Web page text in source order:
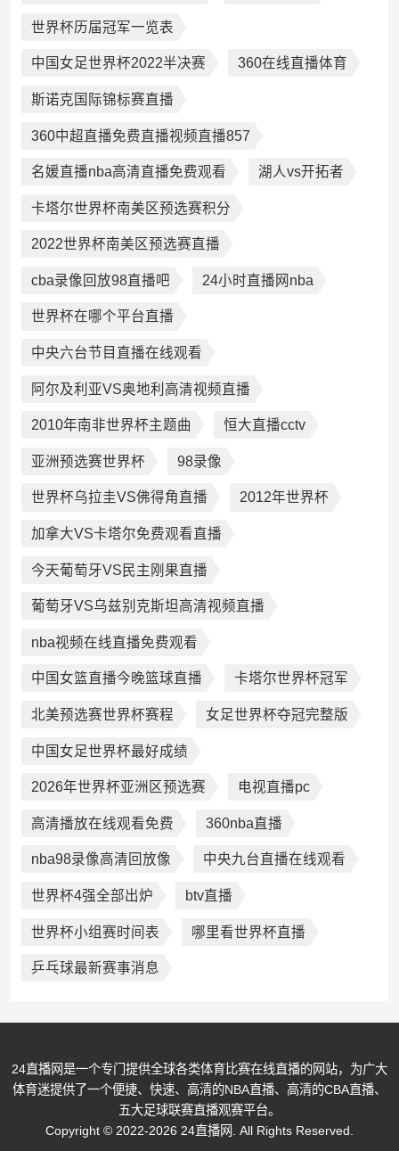
世界杯历届冠军一览表
中国女足世界杯2022半决赛 360在线直播体育
斯诺克国际锦标赛直播
360中超直播免费直播视频直播857
名媛直播nba高清直播免费观看 湖人vs开拓者
卡塔尔世界杯南美区预选赛积分
2022世界杯南美区预选赛直播
cba录像回放98直播吧 24小时直播网nba
世界杯在哪个平台直播
中央六台节目直播在线观看
阿尔及利亚VS奥地利高清视频直播
2010年南非世界杯主题曲 恒大直播cctv
亚洲预选赛世界杯 98录像
世界杯乌拉圭VS佛得角直播 2012年世界杯
加拿大VS卡塔尔免费观看直播
今天葡萄牙VS民主刚果直播
葡萄牙VS乌兹别克斯坦高清视频直播
nba视频在线直播免费观看
中国女篮直播今晚篮球直播 卡塔尔世界杯冠军
北美预选赛世界杯赛程 女足世界杯夺冠完整版
中国女足世界杯最好成绩
2026年世界杯亚洲区预选赛 电视直播pc
高清播放在线观看免费 360nba直播
nba98录像高清回放像 中央九台直播在线观看
世界杯4强全部出炉 btv直播
世界杯小组赛时间表 哪里看世界杯直播
乒乓球最新赛事消息
24直播网是一个专门提供全球各类体育比赛在线直播的网站，为广大
体育迷提供了一个便捷、快速、高清的NBA直播、高清的CBA直播、
五大足球联赛直播观赛平台。
Copyright © 2022-2026 24直播网. All Rights Reserved.